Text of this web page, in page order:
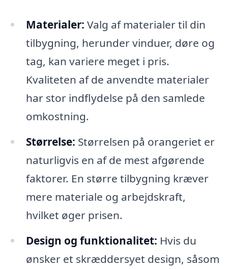
Materialer: Valg af materialer til din
tilbygning, herunder vinduer, døre og
tag, kan variere meget i pris.
Kvaliteten af de anvendte materialer
har stor indflydelse på den samlede
omkostning.
Størrelse: Størrelsen på orangeriet er
naturligvis en af de mest afgørende
faktorer. En større tilbygning kræver
mere materiale og arbejdskraft,
hvilket øger prisen.
Design og funktionalitet: Hvis du
ønsker et skræddersyet design, såsom